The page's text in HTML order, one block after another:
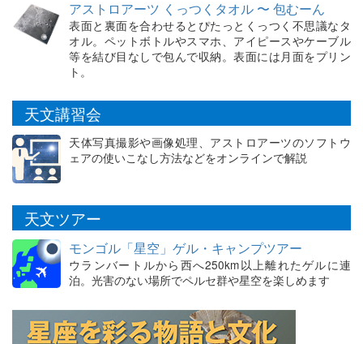
アストロアーツ くっつくタオル 〜 包むーん
表面と裏面を合わせるとぴたっとくっつく不思議なタ
オル。ペットボトルやスマホ、アイピースやケーブル
等を結び目なしで包んで収納。表面には月面をプリン
ト。
天文講習会
天体写真撮影や画像処理、アストロアーツのソフトウ
ェアの使いこなし方法などをオンラインで解説
天文ツアー
モンゴル「星空」ゲル・キャンプツアー
ウランバートルから西へ250km以上離れたゲルに連
泊。光害のない場所でペルセ群や星空を楽しめます